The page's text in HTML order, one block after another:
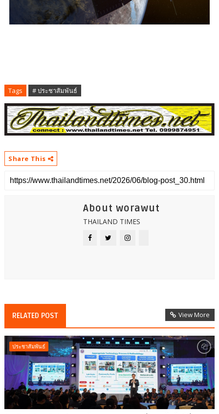
Tags # ประชาสัมพันธ์
Share This
About worawut
THAILAND TIMES
RELATED POST View More
ประชาสัมพันธ์